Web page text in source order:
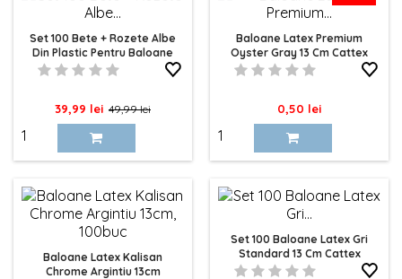
Set 100 Bete + Rozete Albe
Din Plastic Pentru Baloane
Pret
39,99 lei Pret
baza
49,99 lei
Baloane Latex Premium
Oyster Gray 13 Cm Cattex
Pret
0,50 lei
Baloane Latex Kalisan
Chrome Argintiu 13cm
Set 100 Baloane Latex Gri
Standard 13 Cm Cattex